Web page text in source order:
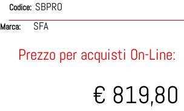
Codice: SBPRO
Marca: SFA
Prezzo per acquisti On-Line:
€ 819,80